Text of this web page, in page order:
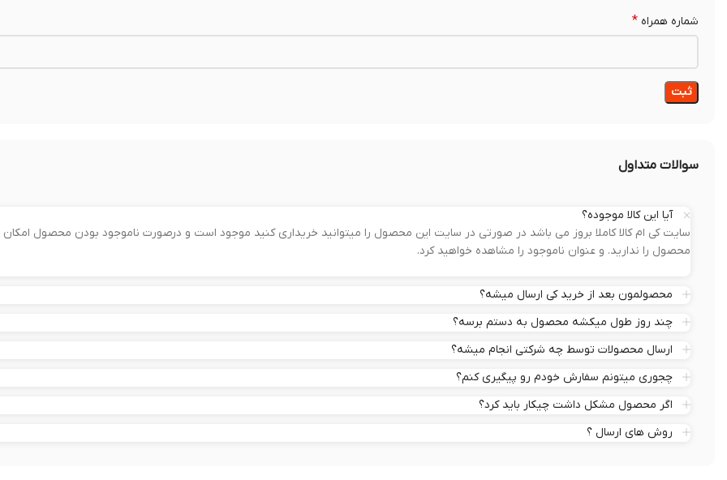
شماره همراه *
سوالات متداول
آیا این کالا موجوده؟
سایت کی ام کالا کاملا بروز می باشد در صورتی در سایت این محصول را میتوانید خریداری کنید موجود است و درصورت ناموجود بودن محصول امکان
محصول را ندارید. و عنوان ناموجود را مشاهده خواهید کرد.
محصولمون بعد از خرید کی ارسال میشه؟
چند روز طول میکشه محصول به دستم برسه؟
ارسال محصولات توسط چه شرکتی انجام میشه؟
چجوری میتونم سفارش خودم رو پیگیری کنم؟
اگر محصول مشکل داشت چیکار باید کرد؟
روش های ارسال ؟